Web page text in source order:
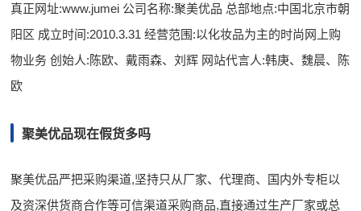
真正网址:www.jumei 公司名称:聚美优品 总部地点:中国北京市朝
阳区 成立时间:2010.3.31 经营范围:以化妆品为主的时尚网上购
物业务 创始人:陈欧、戴雨森、刘辉 网站代言人:韩庚、魏晨、陈
欧
聚美优品现在假货多吗
聚美优品严把采购渠道,坚持只从厂家、代理商、国内外专柜以
及资深供货商合作等可信渠道采购商品,直接通过生产厂家或总